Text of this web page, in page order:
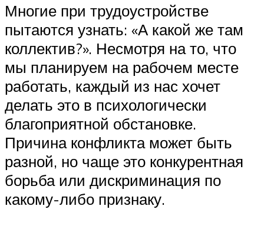
Многие при трудоустройстве
пытаются узнать: «А какой же там
коллектив?». Несмотря на то, что
мы планируем на рабочем месте
работать, каждый из нас хочет
делать это в психологически
благоприятной обстановке.
Причина конфликта может быть
разной, но чаще это конкурентная
борьба или дискриминация по
какому-либо признаку.